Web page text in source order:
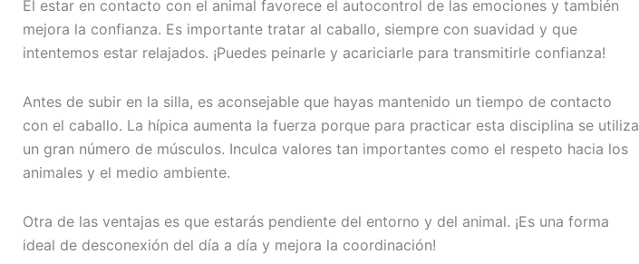
El estar en contacto con el animal favorece el autocontrol de las emociones y también
mejora la confianza. Es importante tratar al caballo, siempre con suavidad y que
intentemos estar relajados. ¡Puedes peinarle y acariciarle para transmitirle confianza!
Antes de subir en la silla, es aconsejable que hayas mantenido un tiempo de contacto
con el caballo. La hípica aumenta la fuerza porque para practicar esta disciplina se utiliza
un gran número de músculos. Inculca valores tan importantes como el respeto hacia los
animales y el medio ambiente.
Otra de las ventajas es que estarás pendiente del entorno y del animal. ¡Es una forma
ideal de desconexión del día a día y mejora la coordinación!